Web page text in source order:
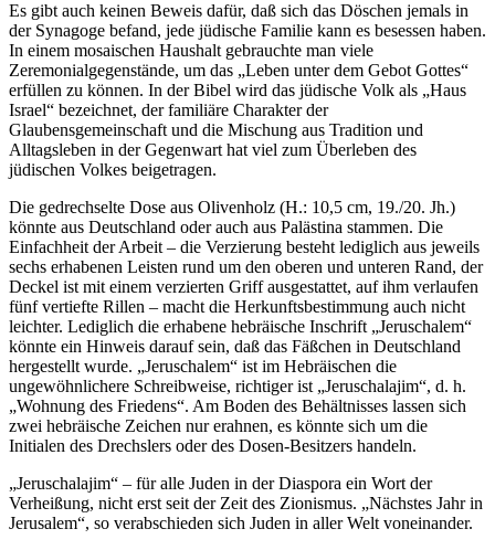
Es gibt auch keinen Beweis dafür, daß sich das Döschen jemals in
der Synagoge befand, jede jüdische Familie kann es besessen haben.
In einem mosaischen Haushalt gebrauchte man viele
Zeremonialgegenstände, um das „Leben unter dem Gebot Gottes“
erfüllen zu können. In der Bibel wird das jüdische Volk als „Haus
Israel“ bezeichnet, der familiäre Charakter der
Glaubensgemeinschaft und die Mischung aus Tradition und
Alltagsleben in der Gegenwart hat viel zum Überleben des
jüdischen Volkes beigetragen.
Die gedrechselte Dose aus Olivenholz (H.: 10,5 cm, 19./20. Jh.)
könnte aus Deutschland oder auch aus Palästina stammen. Die
Einfachheit der Arbeit – die Verzierung besteht lediglich aus jeweils
sechs erhabenen Leisten rund um den oberen und unteren Rand, der
Deckel ist mit einem verzierten Griff ausgestattet, auf ihm verlaufen
fünf vertiefte Rillen – macht die Herkunftsbestimmung auch nicht
leichter. Lediglich die erhabene hebräische Inschrift „Jeruschalem“
könnte ein Hinweis darauf sein, daß das Fäßchen in Deutschland
hergestellt wurde. „Jeruschalem“ ist im Hebräischen die
ungewöhnlichere Schreibweise, richtiger ist „Jeruschalajim“, d. h.
„Wohnung des Friedens“. Am Boden des Behältnisses lassen sich
zwei hebräische Zeichen nur erahnen, es könnte sich um die
Initialen des Drechslers oder des Dosen-Besitzers handeln.
„Jeruschalajim“ – für alle Juden in der Diaspora ein Wort der
Verheißung, nicht erst seit der Zeit des Zionismus. „Nächstes Jahr in
Jerusalem“, so verabschieden sich Juden in aller Welt voneinander.